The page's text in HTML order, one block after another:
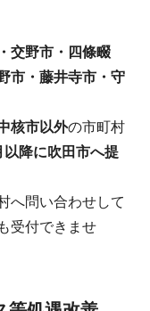
交野市・四條畷
市・藤井寺市・守
核市以外の市町村
以降に吹田市へ提
へ問い合わせして
受付できませ